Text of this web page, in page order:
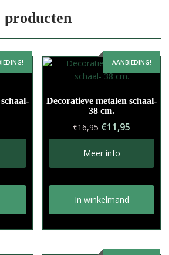
producten
AANBIEDING!
Decoratieve metalen schaal-
38 cm.
€16,95
prijs
was:
€16,95.
€11,95
prijs
€11,95.
Meer info
In winkelmand